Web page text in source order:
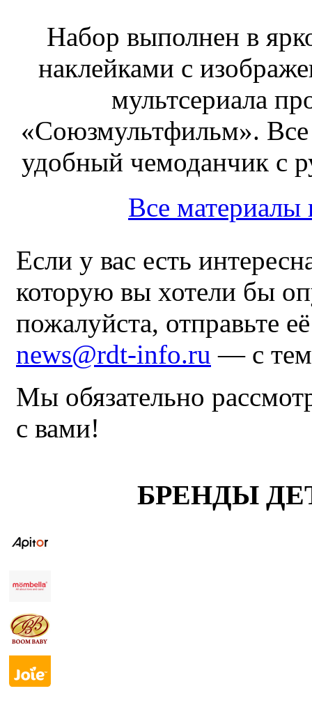
Набор выполнен в
наклейками с
мультсериала
«Союзмультфильм».
удобный чемоданчик с
Все
Если у вас есть
которую вы хотели бы
пожалуйста, отправьте
news@rdt-info.ru — с
Мы обязательно
с вами!
БРЕНДЫ